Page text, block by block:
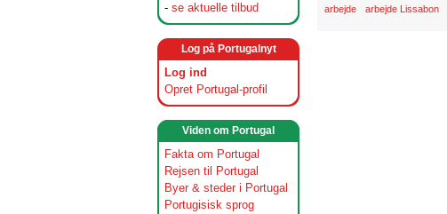
- se aktuelle tilbud
Log på Portugalnyt
Log ind
Opret Portugal-profil
Viden om Portugal
Fakta om Portugal
Rejsen til Portugal
Byer & steder i Portugal
Portugisisk sprog
arbejde arbejde Lissabon